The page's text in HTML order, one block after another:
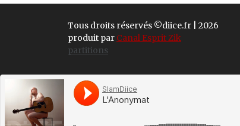
Tous droits réservés ©diice.fr | 2026
produit par Canal Esprit Zik
partitions